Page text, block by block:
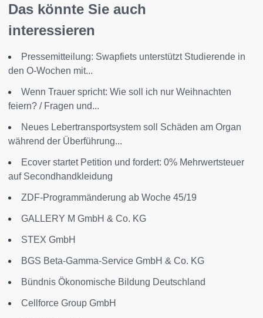
Das könnte Sie auch
interessieren
Pressemitteilung: Swapfiets unterstützt Studierende in
den O-Wochen mit...
Wenn Trauer spricht: Wie soll ich nur Weihnachten
feiern? / Fragen und...
Neues Lebertransportsystem soll Schäden am Organ
während der Überführung...
Ecover startet Petition und fordert: 0% Mehrwertsteuer
auf Secondhandkleidung
ZDF-Programmänderung ab Woche 45/19
GALLERY M GmbH & Co. KG
STEX GmbH
BGS Beta-Gamma-Service GmbH & Co. KG
Bündnis Ökonomische Bildung Deutschland
Cellforce Group GmbH